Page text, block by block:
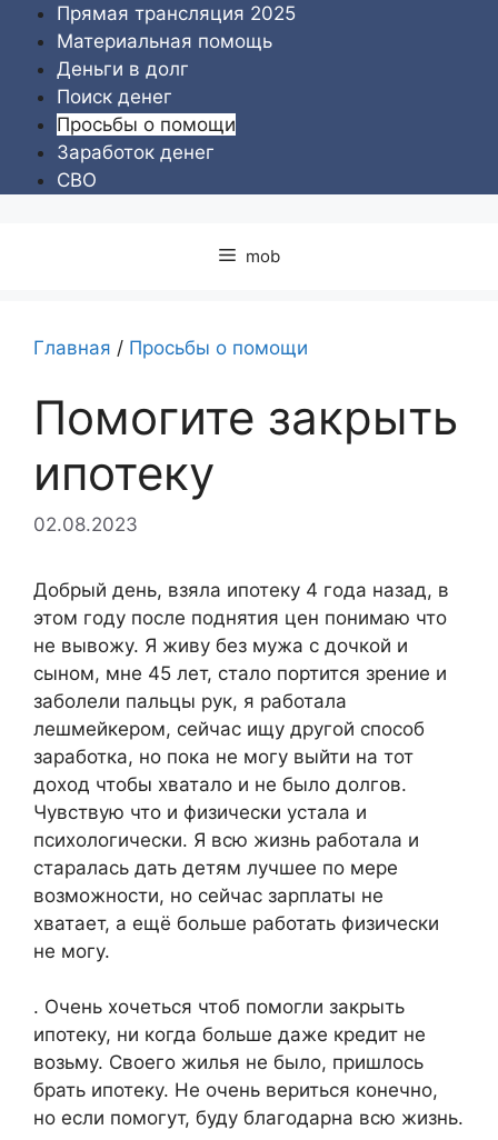
Перейти
содержимому
Прямая трансляция 2025
Материальная помощь
Деньги в долг
Поиск денег
Просьбы о помощи
Заработок денег
СВО
mob
Главная / Просьбы о помощи
Помогите закрыть
ипотеку
02.08.2023
Добрый день, взяла ипотеку 4 года назад, в
этом году после поднятия цен понимаю что
не вывожу. Я живу без мужа с дочкой и
сыном, мне 45 лет, стало портится зрение и
заболели пальцы рук, я работала
лешмейкером, сейчас ищу другой способ
заработка, но пока не могу выйти на тот
доход чтобы хватало и не было долгов.
Чувствую что и физически устала и
психологически. Я всю жизнь работала и
старалась дать детям лучшее по мере
возможности, но сейчас зарплаты не
хватает, а ещё больше работать физически
не могу.
. Очень хочеться чтоб помогли закрыть
ипотеку, ни когда больше даже кредит не
возьму. Своего жилья не было, пришлось
брать ипотеку. Не очень вериться конечно,
но если помогут, буду благодарна всю жизнь.